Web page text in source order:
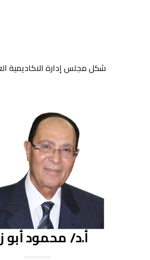
شكل مجلس إدارة الاكاديمية العربية للمياه
أ.د/ محمود أبو